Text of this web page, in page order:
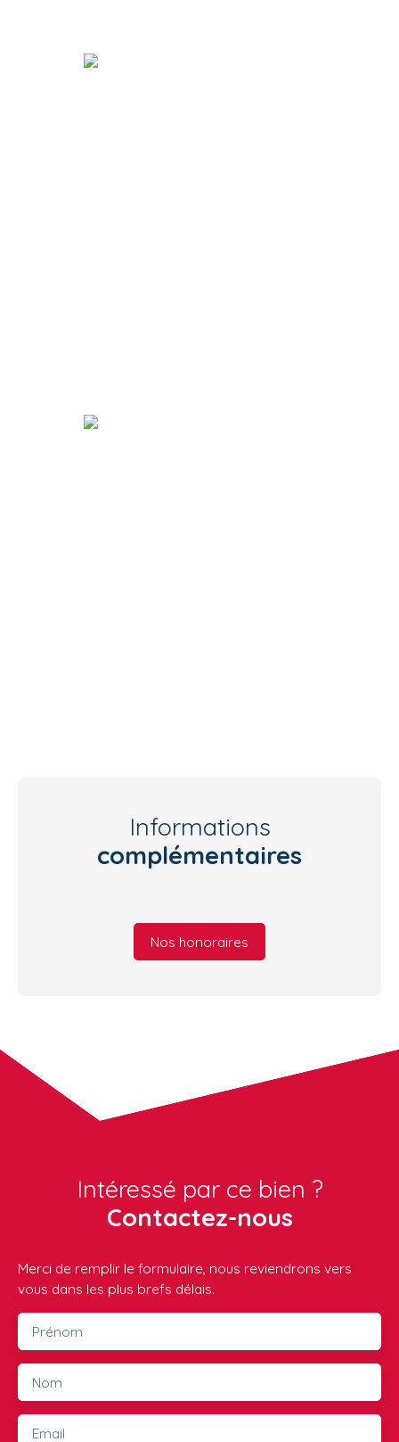
Informations
complémentaires
Nos honoraires
Intéressé par ce bien ?
Contactez-nous
Merci de remplir le formulaire, nous reviendrons vers
vous dans les plus brefs délais.
Prénom
Nom
Email